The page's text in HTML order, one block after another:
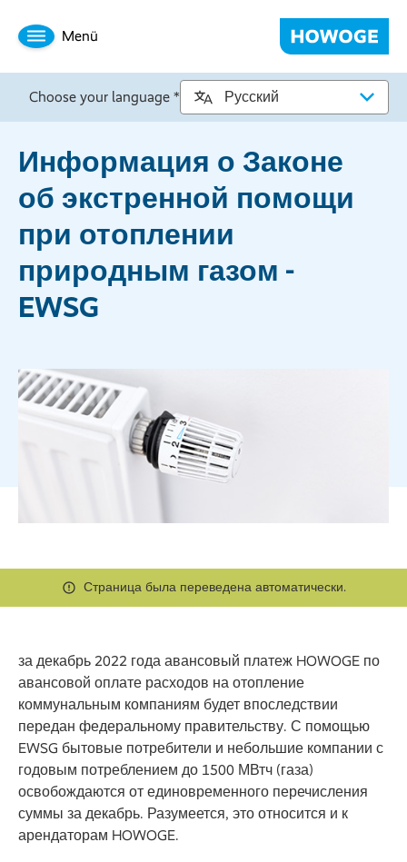
Menü
Choose your language *
Информация о Законе
об экстренной помощи
при отоплении
природным газом -
EWSG
Страница была переведена автоматически.
за декабрь 2022 года авансовый платеж HOWOGE по
авансовой оплате расходов на отопление
коммунальным компаниям будет впоследствии
передан федеральному правительству. С помощью
EWSG бытовые потребители и небольшие компании с
годовым потреблением до 1500 МВтч (газа)
освобождаются от единовременного перечисления
суммы за декабрь. Разумеется, это относится и к
арендаторам HOWOGE.